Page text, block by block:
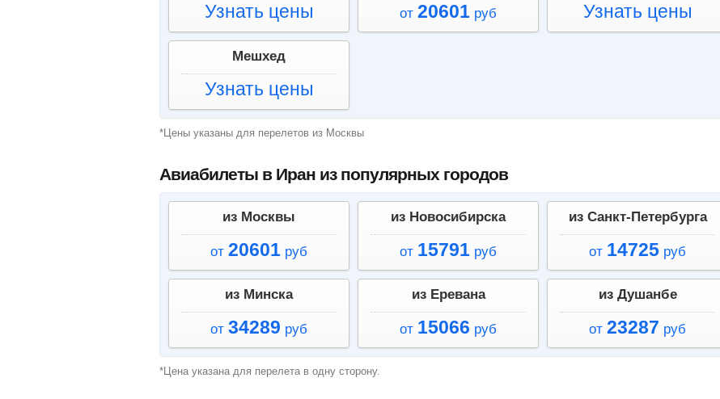
Узнать цены от 20601 руб Узнать цены
Мешхед
Узнать цены
*Цены указаны для перелетов из Москвы
Авиабилеты в Иран из популярных городов
из Москвы
от 20601 руб
из Новосибирска
от 15791 руб
из Санкт-Петербурга
от 14725 руб
из Минска
от 34289 руб
из Еревана
от 15066 руб
из Душанбе
от 23287 руб
*Цена указана для перелета в одну сторону.